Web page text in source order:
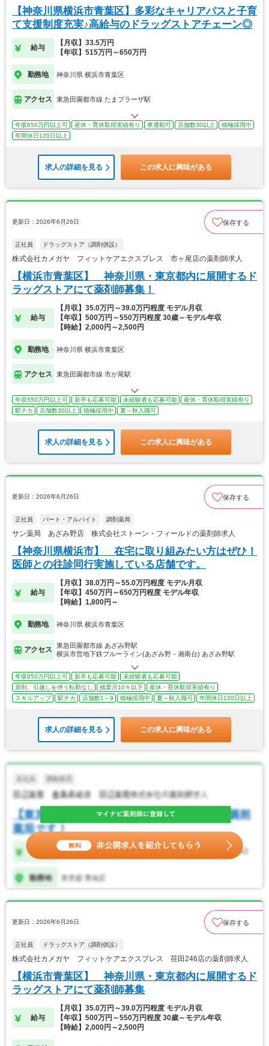
【神奈川県横浜市青葉区】多彩なキャリアパスと子育
て支援制度充実♪高給与のドラッグストアチェーン◎
給与
【月収】33.5万円
【年収】515万円～650万円
勤務地 神奈川県 横浜市青葉区
アクセス 東急田園都市線 たまプラーザ駅
年収650万円以上可 産休・育休取得実績有り 車通勤可 店舗数30以上
積極採用中
年間休日120日以上
求人の詳細を見る この求人に興味がある
更新日：2026年6月26日 保存する
正社員 ドラッグストア（調剤併設）
株式会社カメガヤ フィットケアエクスプレス 市ヶ尾店の薬剤師求人
【横浜市青葉区】 神奈川県・東京都内に展開するド
ラッグストアにて薬剤師募集！
給与
【月収】35.0万円～39.0万円程度 モデル月収
【年収】500万円～550万円程度 30歳～モデル年収
【時給】2,000円～2,500円
勤務地 神奈川県 横浜市青葉区
アクセス 東急田園都市線 市が尾駅
年収550万円以上可 新卒も応募可能 未経験者も応募可能
産休・育休取得実績有り
駅チカ
店舗数30以上 積極採用中 夏～秋入職可
求人の詳細を見る この求人に興味がある
更新日：2026年6月26日 保存する
正社員 パート・アルバイト 調剤薬局
サン薬局 あざみ野店 株式会社ストーン・フィールドの薬剤師求人
【神奈川県横浜市】 在宅に取り組みたい方はぜひ！
医師との往診同行実施している店舗です。
給与
【月収】38.0万円～55.0万円程度 モデル月収
【年収】450万円～650万円程度 モデル年収
【時給】1,800円～
勤務地 神奈川県 横浜市青葉区
アクセス
東急田園都市線 あざみ野駅
横浜市営地下鉄ブルーライン(あざみ野－湘南台) あざみ野駅
年収650万円以上可 新卒も応募可能
未経験者も応募可能
原則、引越しを伴う転勤なし
残業月10ｈ以下
産休・育休取得実績有り
スキルアップ
駅チカ 店舗数1～9 積極採用中 夏～秋入職可 年間休日120日以上
求人の詳細を見る この求人に興味がある
更新日：2026年6月26日 保存する
正社員 ドラッグストア（調剤併設）
株式会社カメガヤ フィットケアエクスプレス 荏田246店の薬剤師求人
【横浜市青葉区】 神奈川県・東京都内に展開するド
ラッグストアにて薬剤師募集
給与
【月収】35.0万円～39.0万円程度 モデル月収
【年収】500万円～550万円程度 30歳～モデル年収
【時給】2,000円～2,500円